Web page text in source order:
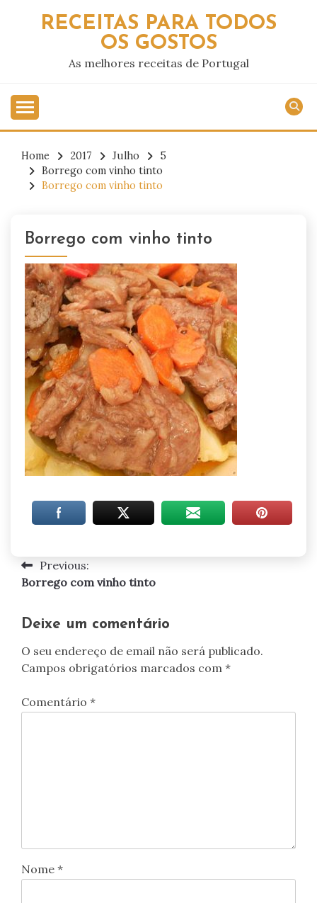
RECEITAS PARA TODOS
OS GOSTOS
As melhores receitas de Portugal
Home 2017 Julho
5
Borrego com vinho tinto
Borrego com vinho tinto
Borrego com vinho tinto
Navegação
artigos
Previous:
Borrego com vinho tinto
Deixe um comentário
O seu endereço de email não será publicado.
Campos obrigatórios marcados com *
Comentário *
Nome *